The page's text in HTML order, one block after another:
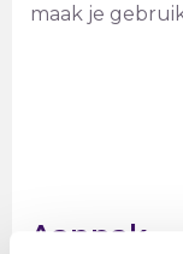
maak je
Aanpak